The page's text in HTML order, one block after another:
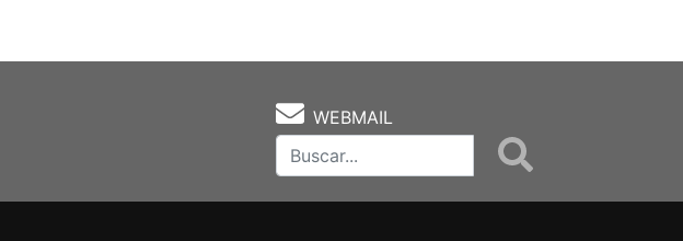
WEBMAIL